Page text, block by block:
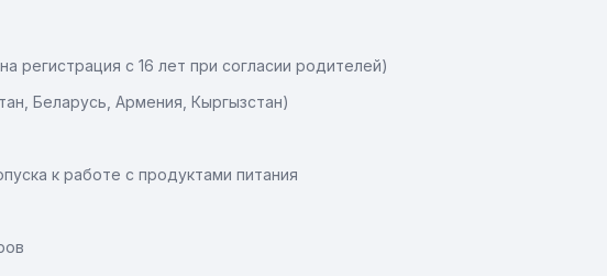
регистрация с 16 лет при согласии родителей)
Беларусь, Армения, Кыргызстан)
к работе с продуктами питания